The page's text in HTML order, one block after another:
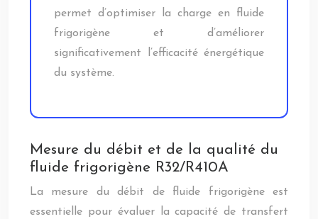
permet d’optimiser la charge en fluide
frigorigène et d’améliorer
significativement l’efficacité énergétique
du système.
Mesure du débit et de la qualité du
fluide frigorigène R32/R410A
La mesure du débit de fluide frigorigène est
essentielle pour évaluer la capacité de transfert